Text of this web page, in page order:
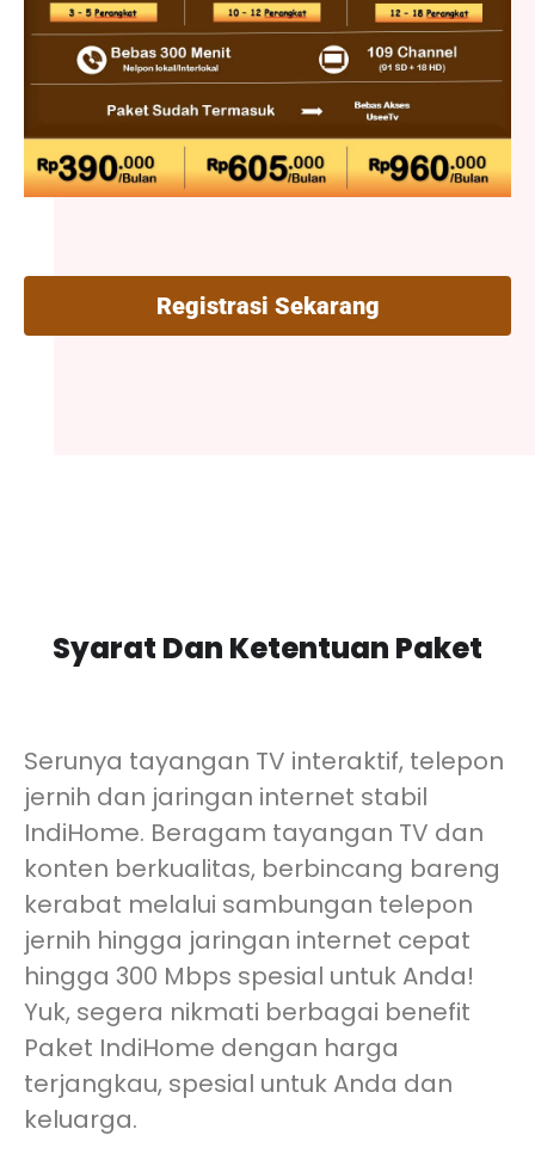
Registrasi Sekarang
Syarat Dan Ketentuan Paket
Serunya tayangan TV interaktif, telepon
jernih dan jaringan internet stabil
IndiHome. Beragam tayangan TV dan
konten berkualitas, berbincang bareng
kerabat melalui sambungan telepon
jernih hingga jaringan internet cepat
hingga 300 Mbps spesial untuk Anda!
Yuk, segera nikmati berbagai benefit
Paket IndiHome dengan harga
terjangkau, spesial untuk Anda dan
keluarga.